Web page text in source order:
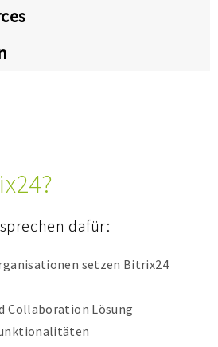
dafür:
setzen Bitrix24
Collaboration Lösung